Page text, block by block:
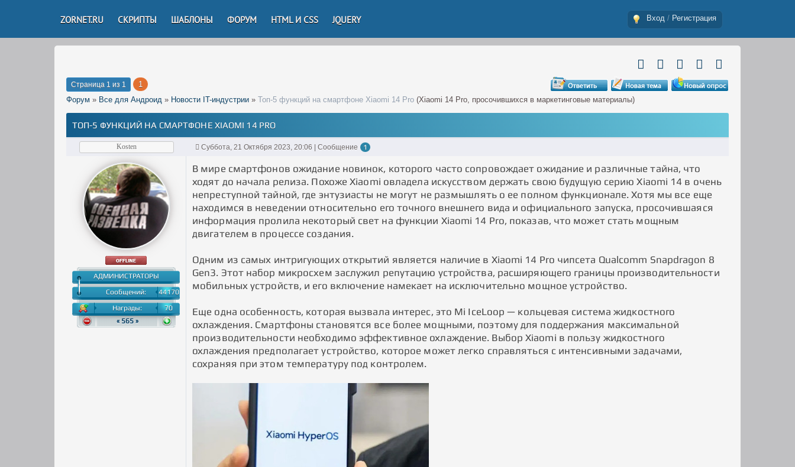
ZORNET.RU СКРИПТЫ ШАБЛОНЫ ФОРУМ HTML И CSS JQUERY Вход / Регистрация
Страница 1 из 1
1
Форум » Все для Андроид » Новости IT-индустрии » Топ-5 функций на смартфоне Xiaomi 14 Pro (Xiaomi 14 Pro, просочившихся в маркетинговые материалы)
ТОП-5 ФУНКЦИЙ НА СМАРТФОНЕ XIAOMI 14 PRO
Kosten Суббота, 21 Октября 2023, 20:06 | Сообщение 1
АДМИНИСТРАТОРЫ
Сообщений:
44170
Награды:
70
« 565 »
В мире смартфонов ожидание новинок, которого часто сопровождает ожидание и различные тайна, что
ходят до начала релиза. Похоже Xiaomi овладела искусством держать свою будущую серию Xiaomi 14 в очень
непреступной тайной, где энтузиасты не могут не размышлять о ее полном функционале. Хотя мы все еще
находимся в неведении относительно его точного внешнего вида и официального запуска, просочившаяся
информация пролила некоторый свет на функции Xiaomi 14 Pro, показав, что может стать мощным
двигателем в процессе создания.
Одним из самых интригующих открытий является наличие в Xiaomi 14 Pro чипсета Qualcomm Snapdragon 8
Gen3. Этот набор микросхем заслужил репутацию устройства, расширяющего границы производительности
мобильных устройств, и его включение намекает на исключительно мощное устройство.
Еще одна особенность, которая вызвала интерес, это Mi IceLoop — кольцевая система жидкостного
охлаждения. Смартфоны становятся все более мощными, поэтому для поддержания максимальной
производительности необходимо эффективное охлаждение. Выбор Xiaomi в пользу жидкостного
охлаждения предполагает устройство, которое может легко справляться с интенсивными задачами,
сохраняя при этом температуру под контролем.